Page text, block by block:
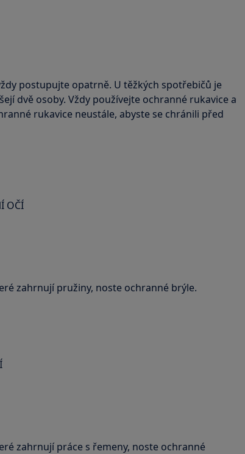
postupujte opatrně. U těžkých spotřebičů je
dvě osoby. Vždy používejte ochranné rukavice a
rukavice neustále, abyste se chránili před
OČÍ
zahrnují pružiny, noste ochranné brýle.
zahrnují práce s řemeny, noste ochranné